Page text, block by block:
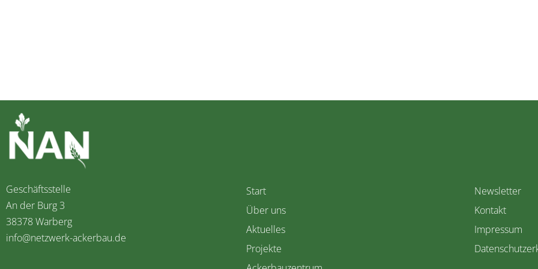
Geschäftsstelle
An der Burg 3
38378 Warberg
info@netzwerk-ackerbau.de
Start
Über uns
Aktuelles
Projekte
Newsletter
Kontakt
Impressum